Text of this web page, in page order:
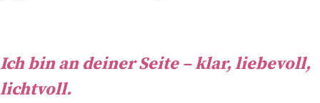
Ich bin an deiner Seite – klar, liebevoll,
lichtvoll.